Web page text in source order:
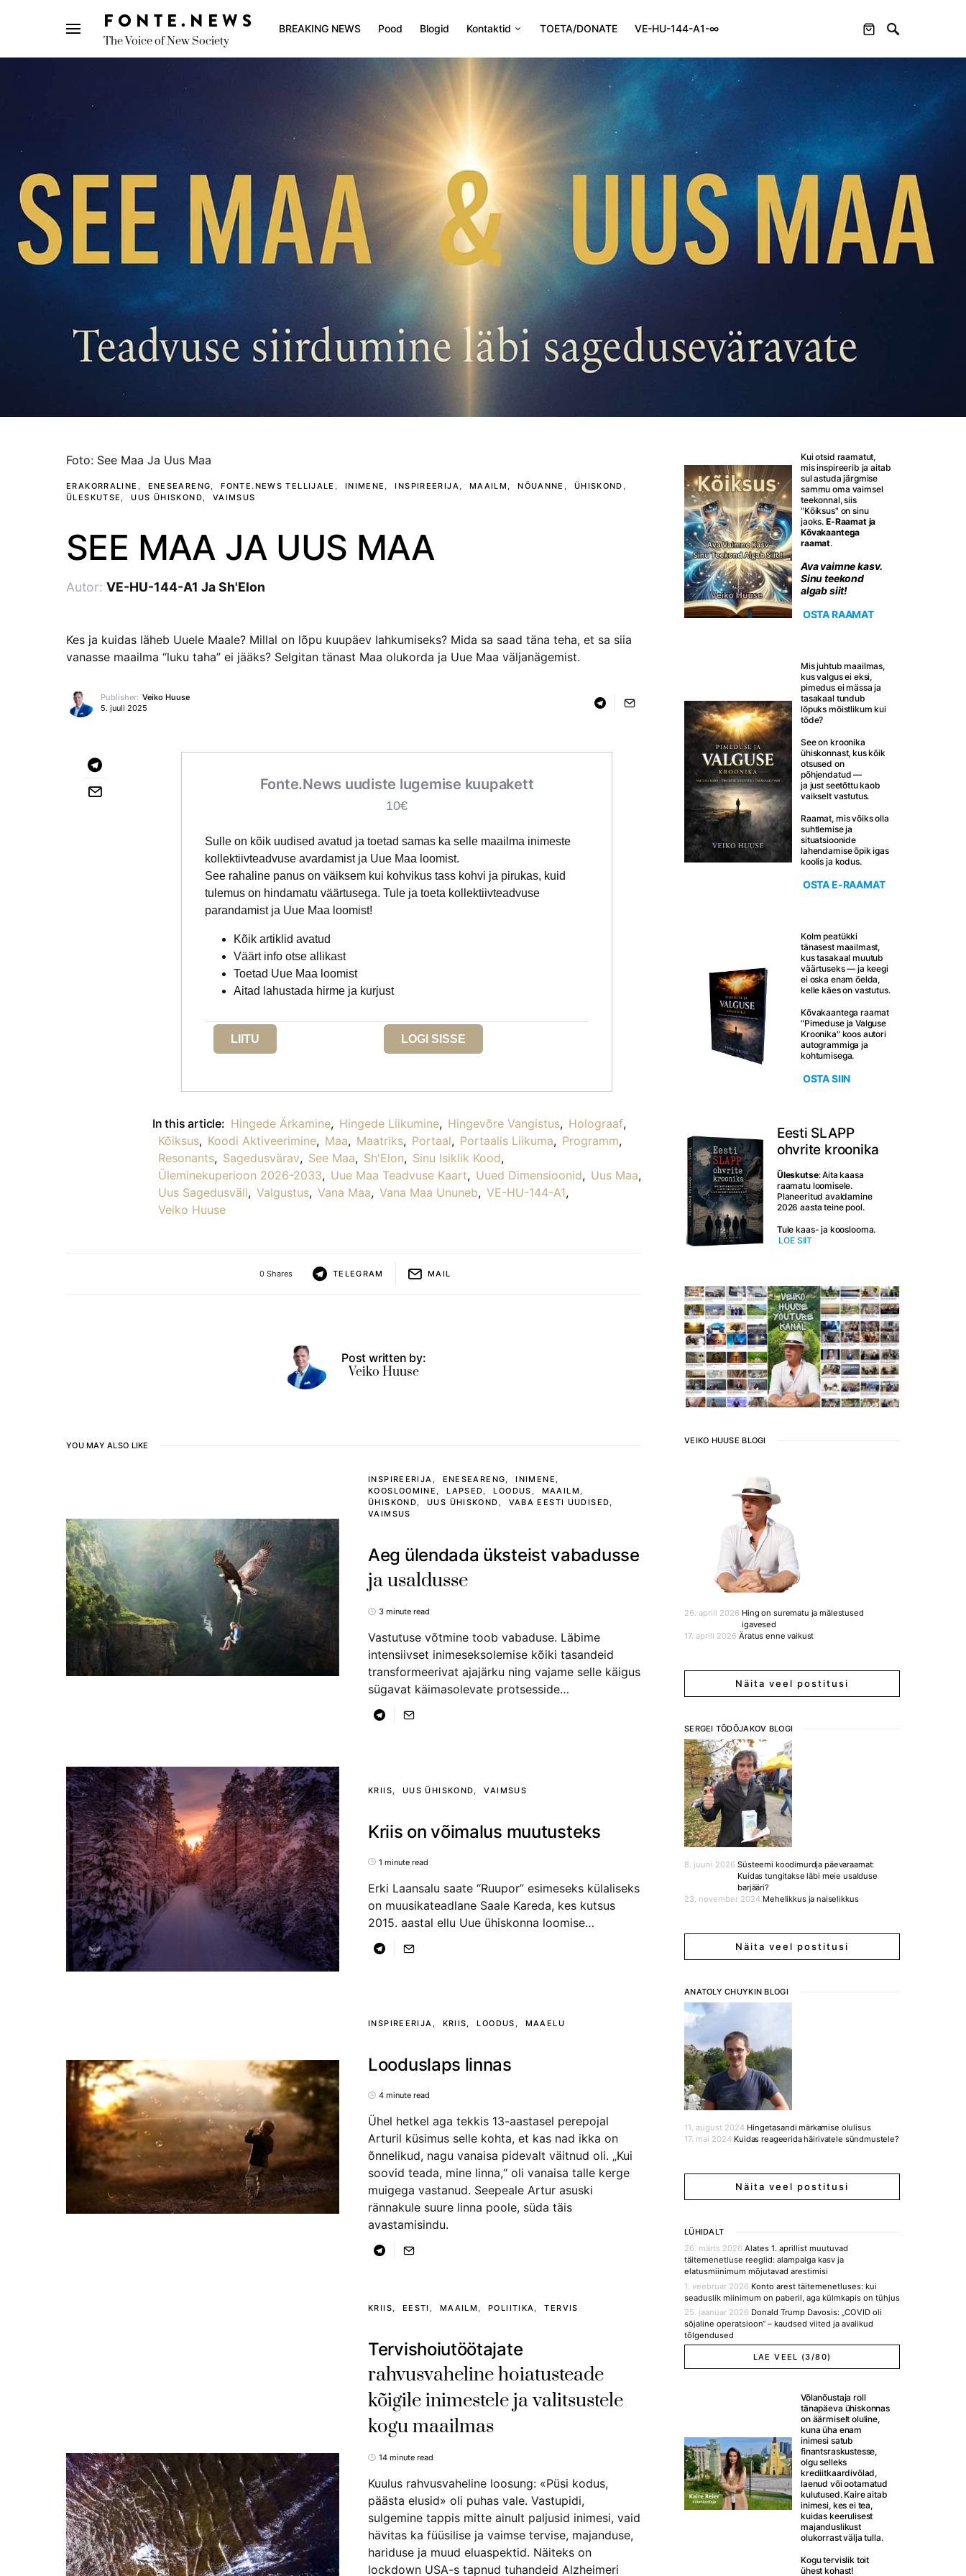
FONTE.NEWS
The Voice of New Society
BREAKING NEWS Pood Blogid Kontaktid TOETA/DONATE VE-HU-144-A1-∞
Search for:
foto: see maa ja uus maa
ERAKORRALINE ENESEARENG FONTE.NEWS TELLIJALE INIMENE INSPIREERIJA MAAILM NÕUANNE
ÜHISKOND
ÜLESKUTSE
UUS ÜHISKOND VAIMSUS
SEE MAA JA UUS MAA
Autor: VE-HU-144-A1 Ja Sh'Elon
Kes ja kuidas läheb Uuele Maale? Millal on lõpu kuupäev lahkumiseks? Mida sa saad täna teha, et sa siia
vanasse maailma “luku taha” ei jääks? Selgitan tänast Maa olukorda ja Uue Maa väljanägemist.
Publisher: Veiko Huuse
5. juuli 2025
Fonte.News uudiste lugemise kuupakett
10€
Sulle on kõik uudised avatud ja toetad samas ka selle maailma inimeste
kollektiivteadvuse avardamist ja Uue Maa loomist.
See rahaline panus on väiksem kui kohvikus tass kohvi ja pirukas, kuid
tulemus on hindamatu väärtusega. Tule ja toeta kollektiivteadvuse
parandamist ja Uue Maa loomist!
Kõik artiklid avatud
Väärt info otse allikast
Toetad Uue Maa loomist
Aitad lahustada hirme ja kurjust
LIITU LOGI SISSE
In this article: Hingede Ärkamine, Hingede Liikumine, Hingevõre Vangistus, Holograaf,
Kõiksus, Koodi Aktiveerimine, Maa, Maatriks, Portaal, Portaalis Liikuma, Programm,
Resonants, Sagedusvärav, See Maa, Sh'Elon, Sinu Isiklik Kood,
Üleminekuperioon 2026-2033, Uue Maa Teadvuse Kaart, Uued Dimensioonid, Uus Maa,
Uus Sagedusväli, Valgustus, Vana Maa, Vana Maa Ununeb, VE-HU-144-A1,
Veiko Huuse
0 Shares TELEGRAM MAIL
Post written by:
Veiko Huuse
YOU MAY ALSO LIKE
INSPIREERIJA ENESEARENG
INIMENE
KOOSLOOMINE
LAPSED LOODUS
MAAILM
ÜHISKOND
UUS ÜHISKOND
VABA EESTI UUDISED
VAIMSUS
Aeg ülendada üksteist vabadusse
ja usaldusse
3 minute read
Vastutuse võtmine toob vabaduse. Läbime
intensiivset inimeseksolemise kõiki tasandeid
transformeerivat ajajärku ning vajame selle käigus
sügavat käimasolevate protsesside…
KRIIS UUS ÜHISKOND VAIMSUS
Kriis on võimalus muutusteks
1 minute read
Erki Laansalu saate “Ruupor” esimeseks külaliseks
on muusikateadlane Saale Kareda, kes kutsus
2015. aastal ellu Uue ühiskonna loomise…
INSPIREERIJA KRIIS LOODUS MAAELU
Looduslaps linnas
4 minute read
Ühel hetkel aga tekkis 13-aastasel perepojal
Arturil küsimus selle kohta, et kas nad ikka on
õnnelikud, nagu vanaisa pidevalt väitnud oli. „Kui
soovid teada, mine linna,“ oli vanaisa talle kerge
muigega vastanud. Seepeale Artur asuski
rännakule suure linna poole, süda täis
avastamisindu.
KRIIS EESTI MAAILM POLIITIKA TERVIS
Tervishoiutöötajate
rahvusvaheline hoiatusteade
kõigile inimestele ja valitsustele
kogu maailmas
14 minute read
Kuulus rahvusvaheline loosung: «Püsi kodus,
päästa elusid» oli puhas vale. Vastupidi,
sulgemine tappis mitte ainult paljusid inimesi, vaid
hävitas ka füüsilise ja vaimse tervise, majanduse,
hariduse ja muud eluaspektid. Näiteks on
lockdown USA-s tapnud tuhandeid Alzheimeri
Kui otsid raamatut,
mis inspireerib ja aitab
sul astuda järgmise
sammu oma vaimsel
teekonnal, siis
"Kõiksus" on sinu
jaoks. E-Raamat ja
Kõvakaantega
raamat.
Ava vaimne kasv.
Sinu teekond
algab siit!
OSTA RAAMAT
Mis juhtub maailmas,
kus valgus ei eksi,
pimedus ei mässa ja
tasakaal tundub
lõpuks mõistlikum kui
tõde?
See on kroonika
ühiskonnast, kus kõik
otsused on
põhjendatud —
ja just seetõttu kaob
vaikselt vastutus.
Raamat, mis võiks olla
suhtlemise ja
situatsioonide
lahendamise õpik igas
koolis ja kodus.
OSTA E-RAAMAT
Kolm peatükki
tänasest maailmast,
kus tasakaal muutub
väärtuseks — ja keegi
ei oska enam öelda,
kelle käes on vastutus.
Kõvakaantega raamat
"Pimeduse ja Valguse
Kroonika" koos autori
autogrammiga ja
kohtumisega.
OSTA SIIN
Eesti SLAPP
ohvrite kroonika
Üleskutse: Aita kaasa
raamatu loomisele.
Planeeritud avaldamine
2026 aasta teine pool.
Tule kaas- ja kooslooma.
LOE SIIT
VEIKO HUUSE BLOGI
Hing on surematu ja mälestused
igavesed
26. aprill 2026
Äratus enne vaikust
17. aprill 2026
Näita veel postitusi
SERGEI TÕDÕJAKOV BLOGI
Süsteemi koodimurdja päevaraamat:
Kuidas tungitakse läbi meie usalduse
barjääri?
8. juuni 2026
Mehelikkus ja naiselikkus
23. november 2024
Näita veel postitusi
ANATOLY CHUYKIN BLOGI
Hingetasandi märkamise olulisus
11. august 2024
Kuidas reageerida häirivatele sündmustele?
17. mai 2024
Näita veel postitusi
LÜHIDALT
26. märts 2026 Alates 1. aprillist muutuvad
täitemenetluse reeglid: alampalga kasv ja
elatusmiinimum mõjutavad arestimisi
1. veebruar 2026 Konto arest täitemenetluses: kui
seaduslik miinimum on paberil, aga külmkapis on tühjus
25. jaanuar 2026 Donald Trump Davosis: „COVID oli
sõjaline operatsioon“ – kaudsed viited ja avalikud
tõlgendused
LAE VEEL (3/80)
Võlanõustaja roll
tänapäeva ühiskonnas
on äärmiselt oluline,
kuna üha enam
inimesi satub
finantsraskustesse,
olgu selleks
krediitkaardivõlad,
laenud või ootamatud
kulutused. Kaire aitab
inimesi, kes ei tea,
kuidas keerulisest
majanduslikust
olukorrast välja tulla.
Kogu tervislik toit
ühest kohast!